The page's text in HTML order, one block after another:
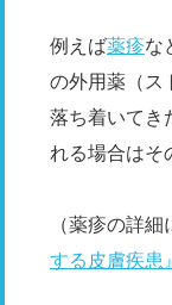
例えば薬疹な
の外用薬（ス
落ち着いてき
れる場合はそ
（薬疹の詳
する皮膚疾患』